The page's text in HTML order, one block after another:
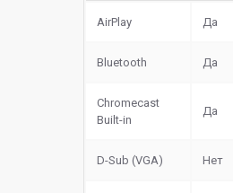
AirPlay Да
Bluetooth Да
Chromecast
Built-in
Да
D-Sub (VGA) Нет